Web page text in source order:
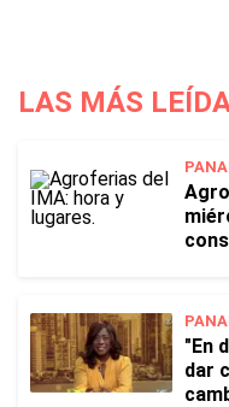
LAS MÁS
"En
dar